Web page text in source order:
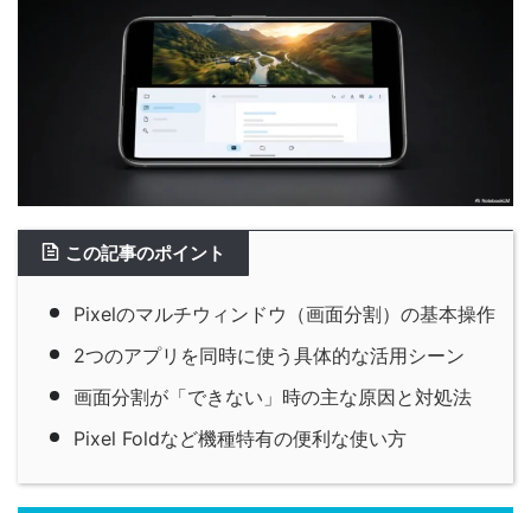
この記事のポイント
Pixelのマルチウィンドウ（画面分割）の基本操作
2つのアプリを同時に使う具体的な活用シーン
画面分割が「できない」時の主な原因と対処法
Pixel Foldなど機種特有の便利な使い方